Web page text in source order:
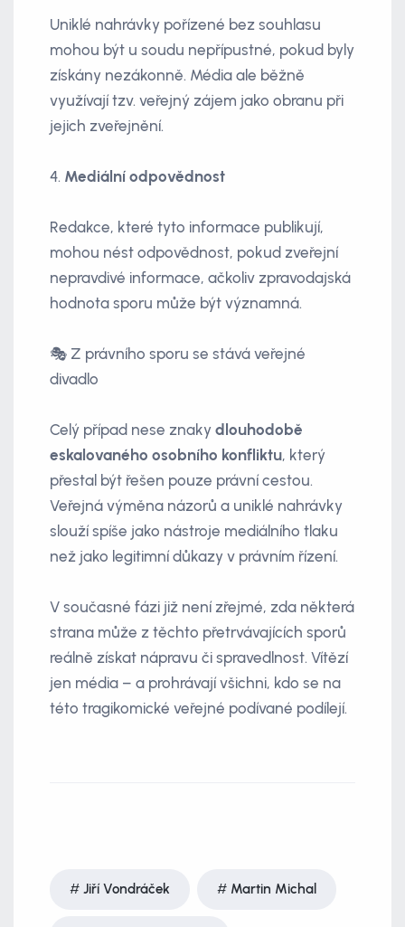
Uniklé nahrávky pořízené bez souhlasu
mohou být u soudu nepřípustné, pokud byly
získány nezákonně. Média ale běžně
využívají tzv. veřejný zájem jako obranu při
jejich zveřejnění.
4. Mediální odpovědnost
Redakce, které tyto informace publikují,
mohou nést odpovědnost, pokud zveřejní
nepravdivé informace, ačkoliv zpravodajská
hodnota sporu může být významná.
🎭 Z právního sporu se stává veřejné
divadlo
Celý případ nese znaky dlouhodobě
eskalovaného osobního konfliktu, který
přestal být řešen pouze právní cestou.
Veřejná výměna názorů a uniklé nahrávky
slouží spíše jako nástroje mediálního tlaku
než jako legitimní důkazy v právním řízení.
V současné fázi již není zřejmé, zda některá
strana může z těchto přetrvávajících sporů
reálně získat nápravu či spravedlnost. Vítězí
jen média – a prohrávají všichni, kdo se na
této tragikomické veřejné podívané podílejí.
Jiří Vondráček Martin Michal